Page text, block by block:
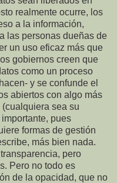
realmente ocurre, los
a la información,
las personas dueñas de
un uso eficaz más que
gobiernos creen que
como un proceso
y se confunde el
abiertos con algo más
sea su
pues
formas de gestión
más bien nada.
pero
Pero no todo es
de la opacidad, que no